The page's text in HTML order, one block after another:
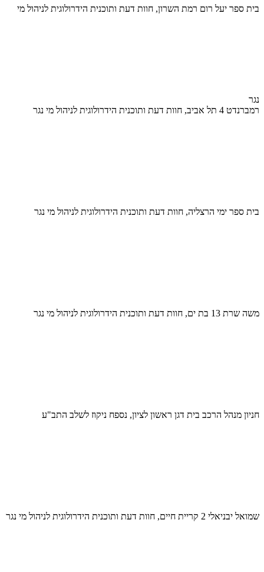
בית ספר יעל רום רמת השרון, חוות דעת ותוכנית הידרולוגית לניהול מי
נגר
רמברנדט 4 תל אביב, חוות דעת ותוכנית הידרולוגית לניהול מי נגר
בית ספר ימי הרצליה, חוות דעת ותוכנית הידרולוגית לניהול מי נגר
משה שרת 13 בת ים, חוות דעת ותוכנית הידרולוגית לניהול מי נגר
חניון מנהל הרכב בית דגן ראשון לציון, נספח ניקוז לשלב התב"ע
שמואל יבניאלי 2 קריית חיים, חוות דעת ותוכנית הידרולוגית לניהול מי נגר